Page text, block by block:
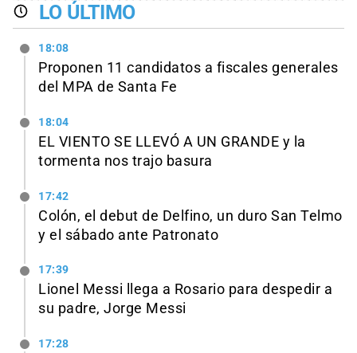
LO ÚLTIMO
18:08
Proponen 11 candidatos a fiscales generales
del MPA de Santa Fe
18:04
EL VIENTO SE LLEVÓ A UN GRANDE y la
tormenta nos trajo basura
17:42
Colón, el debut de Delfino, un duro San Telmo
y el sábado ante Patronato
17:39
Lionel Messi llega a Rosario para despedir a
su padre, Jorge Messi
17:28